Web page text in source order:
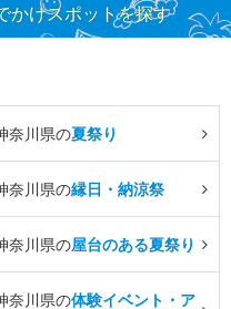
かけスポットを探す
奈川県の夏祭り
奈川県の縁日・納涼祭
奈川県の屋台のある夏祭り
奈川県の体験イベント・ア